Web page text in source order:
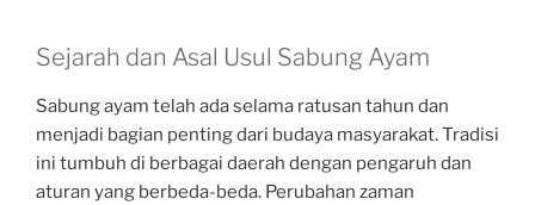
Sejarah dan Asal Usul Sabung Ayam
Sabung ayam telah ada selama ratusan tahun dan
menjadi bagian penting dari budaya masyarakat. Tradisi
ini tumbuh di berbagai daerah dengan pengaruh dan
aturan yang berbeda-beda. Perubahan zaman